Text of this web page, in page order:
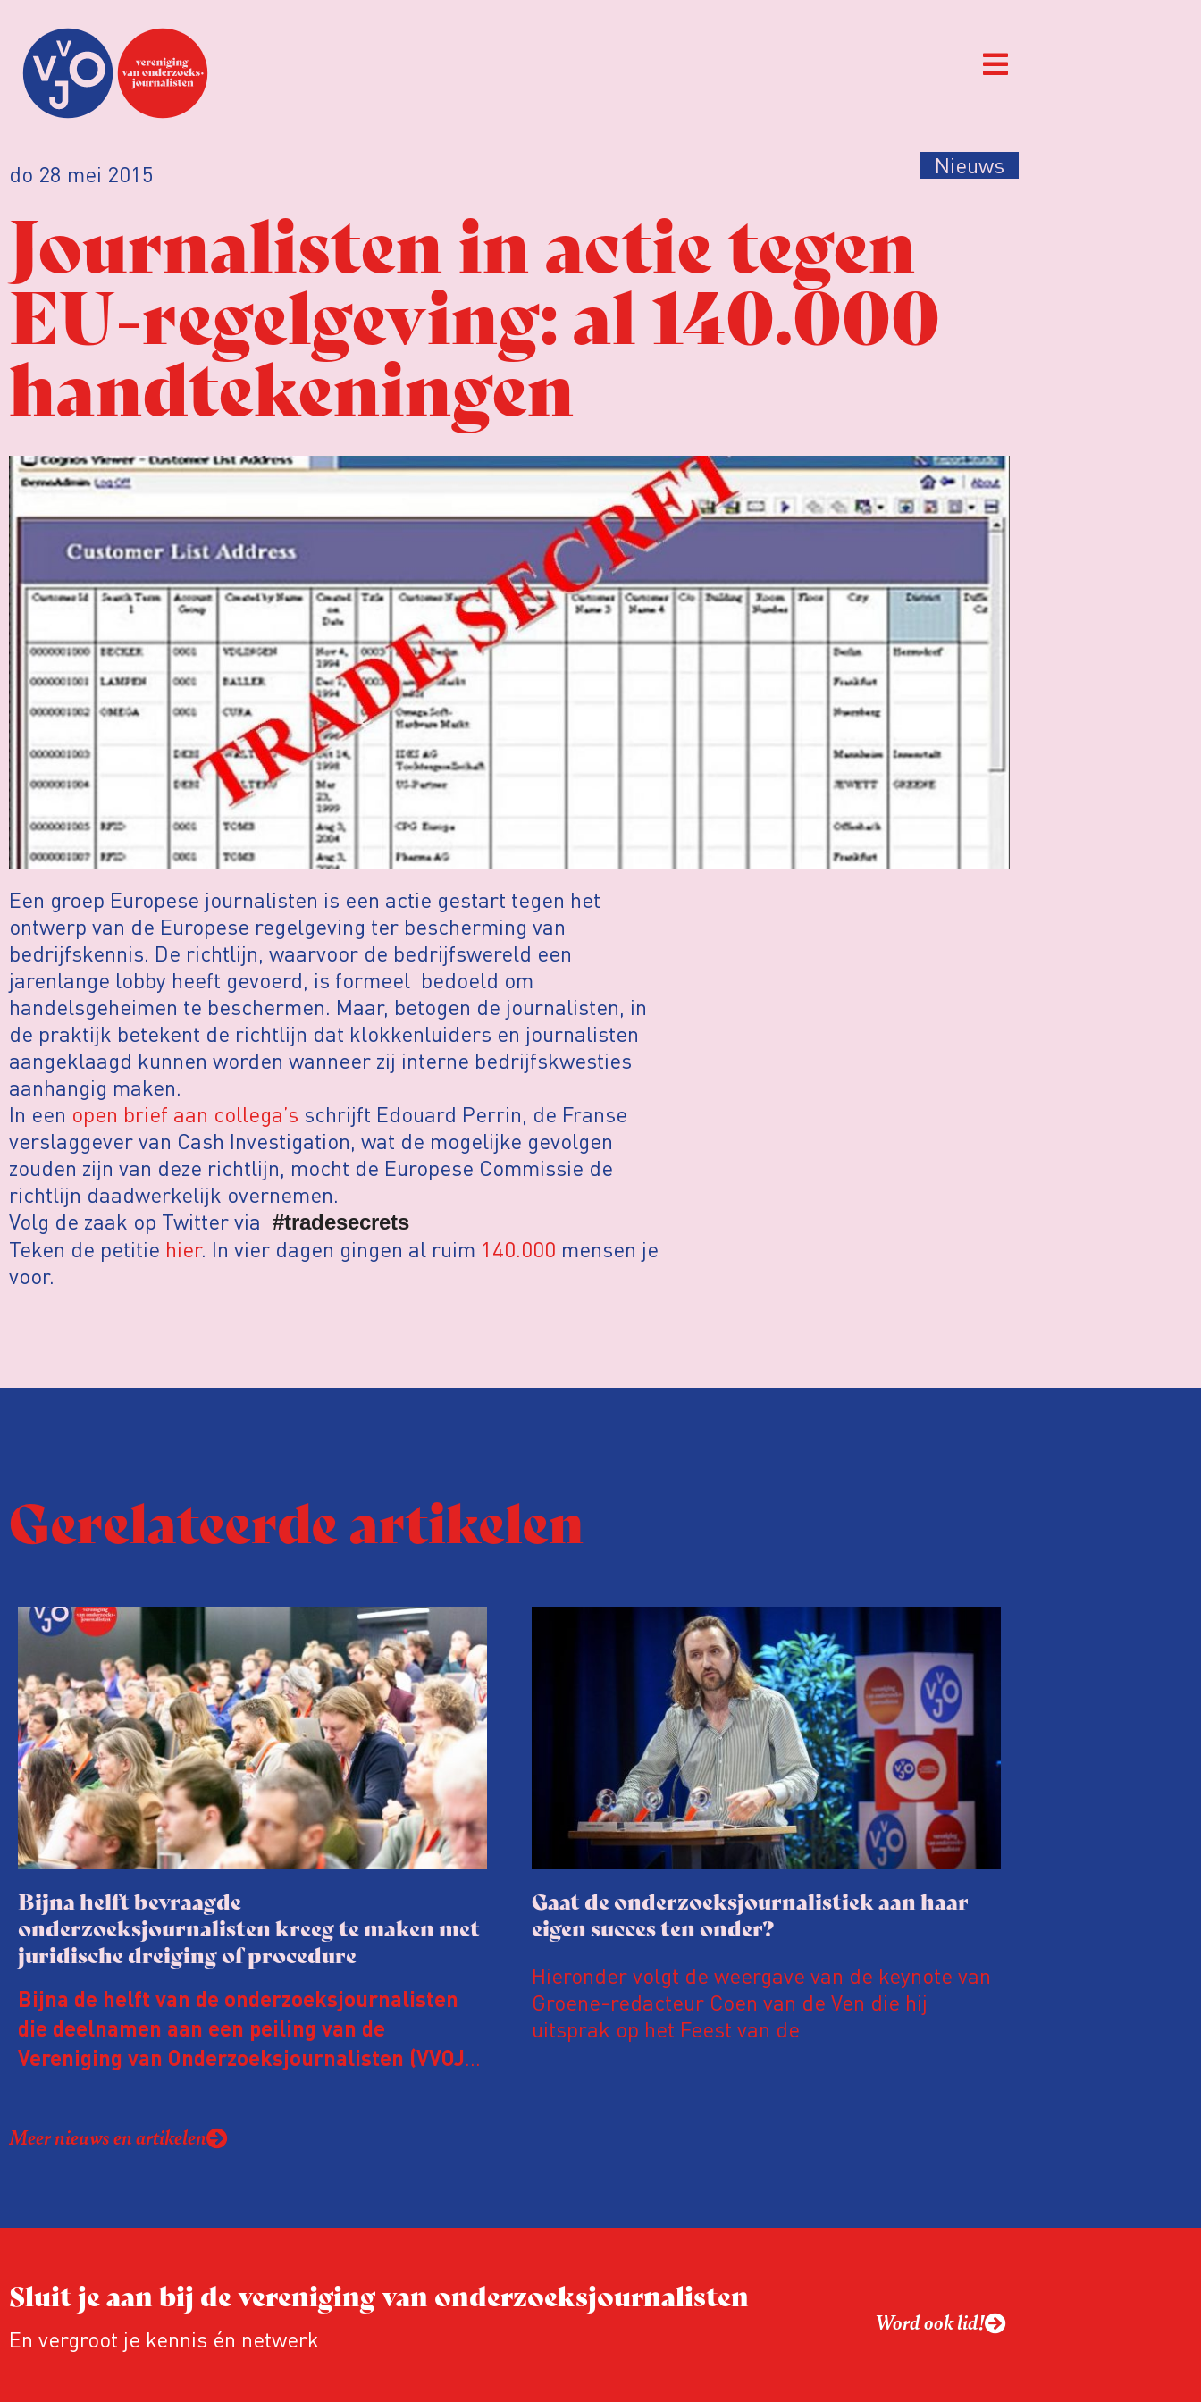
do 28 mei 2015 Nieuws
Journalisten in actie tegen
EU-regelgeving: al 140.000
handtekeningen
Een groep Europese journalisten is een actie gestart tegen het
ontwerp van de Europese regelgeving ter bescherming van
bedrijfskennis. De richtlijn, waarvoor de bedrijfswereld een
jarenlange lobby heeft gevoerd, is formeel bedoeld om
handelsgeheimen te beschermen. Maar, betogen de journalisten, in
de praktijk betekent de richtlijn dat klokkenluiders en journalisten
aangeklaagd kunnen worden wanneer zij interne bedrijfskwesties
aanhangig maken.
In een open brief aan collega’s schrijft Edouard Perrin, de Franse
verslaggever van Cash Investigation, wat de mogelijke gevolgen
zouden zijn van deze richtlijn, mocht de Europese Commissie de
richtlijn daadwerkelijk overnemen.
Volg de zaak op Twitter via #tradesecrets
Teken de petitie hier. In vier dagen gingen al ruim 140.000 mensen je
voor.
Gerelateerde artikelen
Bijna helft bevraagde
onderzoeksjournalisten kreeg te maken met
juridische dreiging of procedure
Bijna de helft van de onderzoeksjournalisten
die deelnamen aan een peiling van de
Vereniging van Onderzoeksjournalisten (VVOJ)
rond het eigen werk. Dat kost journalisten tijd,
Gaat de onderzoeksjournalistiek aan haar
eigen succes ten onder?
Hieronder volgt de weergave van de keynote van
Groene-redacteur Coen van de Ven die hij
uitsprak op het Feest van de
Hoe moet de journalistiek omgaan met een
steeds onverschilligere macht?
Meer nieuws en artikelen
Sluit je aan bij de vereniging van onderzoeksjournalisten
En vergroot je kennis én netwerk
Word ook lid!